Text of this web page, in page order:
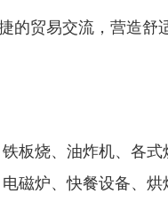
的贸易交流，营造
板烧、油炸机、各
磁炉、快餐设备、